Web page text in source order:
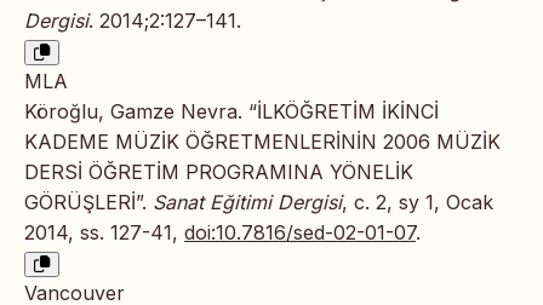
Dergisi. 2014;2:127–141.
MLA
Köroğlu, Gamze Nevra. “İLKÖĞRETİM İKİNCİ
KADEME MÜZİK ÖĞRETMENLERİNİN 2006 MÜZİK
DERSİ ÖĞRETİM PROGRAMINA YÖNELİK
GÖRÜŞLERİ”. Sanat Eğitimi Dergisi, c. 2, sy 1, Ocak
2014, ss. 127-41, doi:10.7816/sed-02-01-07.
Vancouver